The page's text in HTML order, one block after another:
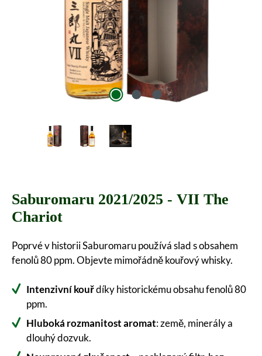
Saburomaru 2021/2025 - VII The
Chariot
Poprvé v historii Saburomaru používá slad s obsahem
fenolů 80 ppm. Objevte mimořádně kouřový whisky.
Intenzivní kouřdíky historickému obsahu fenolů 80
ppm.
Hluboká rozmanitost aromat: země, minerály a
dlouhý dozvuk.